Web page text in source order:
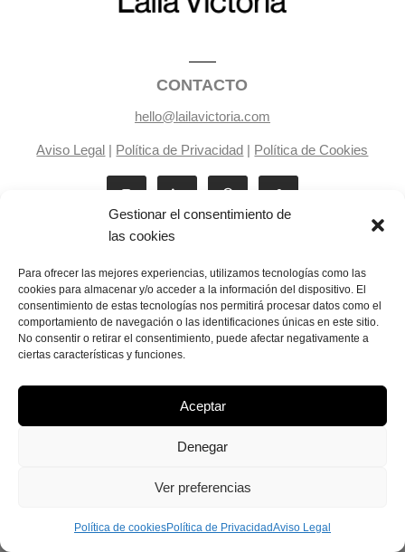
Gestionar el consentimiento de
las cookies
Para ofrecer las mejores experiencias, utilizamos tecnologías como las
cookies para almacenar y/o acceder a la información del dispositivo. El
consentimiento de estas tecnologías nos permitirá procesar datos como el
comportamiento de navegación o las identificaciones únicas en este sitio.
No consentir o retirar el consentimiento, puede afectar negativamente a
ciertas características y funciones.
Aceptar
Denegar
Ver preferencias
Política de cookiesPolítica de PrivacidadAviso Legal
CONTACTO
hello@lailavictoria.com
Aviso Legal | Política de Privacidad | Política de Cookies
Laila Victoria © copyright 2025